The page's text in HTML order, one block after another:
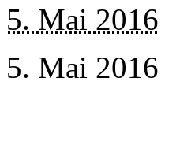
5. Mai 2016
5. Mai 2016